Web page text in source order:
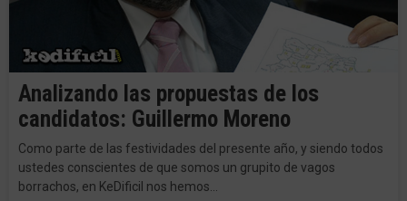
Analizando las propuestas de los
candidatos: Guillermo Moreno
Como parte de las festividades del presente año, y siendo todos
ustedes conscientes de que somos un grupito de vagos
borrachos, en KeDificil nos hemos…